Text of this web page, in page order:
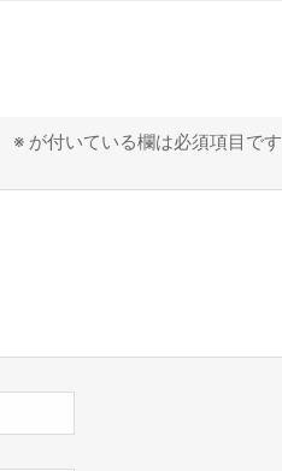
※ が付いている欄は必須項目です